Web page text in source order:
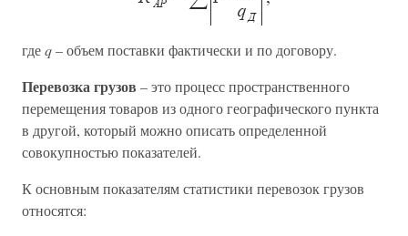
гдеq– объем поставки фактически и по договору.
Перевозка грузов – это процесс пространственного
перемещения товаров из одного географического пункта
в другой, который можно описать определенной
совокупностью показателей.
К основным показателям статистики перевозок грузов
относятся: